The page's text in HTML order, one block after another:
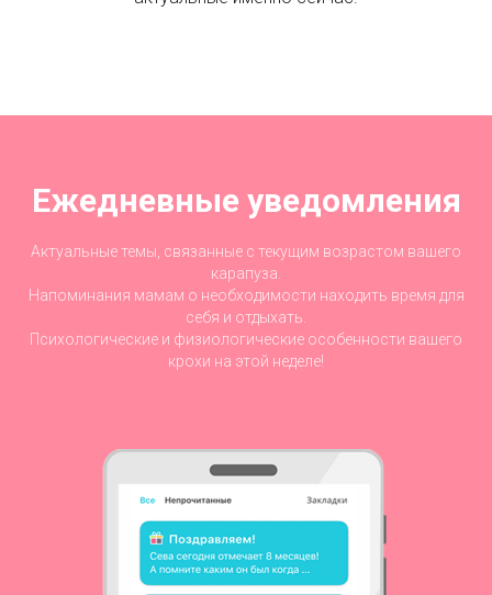
Ежедневные уведомления
Актуальные темы, связанные с текущим возрастом вашего
карапуза.
Напоминания мамам о необходимости находить время для
себя и отдыхать.
Психологические и физиологические особенности вашего
крохи на этой неделе!